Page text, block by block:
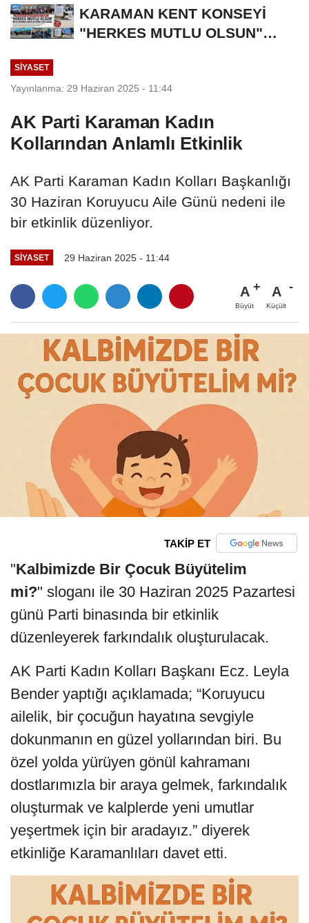
KARAMAN KENT KONSEYİ
"HERKES MUTLU OLSUN"
SIYASET
Yayınlanma: 29 Haziran 2025 - 11:44
AK Parti Karaman Kadın
Kollarından Anlamlı Etkinlik
AK Parti Karaman Kadın Kolları Başkanlığı
30 Haziran Koruyucu Aile Günü nedeni ile
bir etkinlik düzenliyor.
SIYASET 29 Haziran 2025 - 11:44
A
Büyüt
A
Küçült
TAKİP ET
"Kalbimizde Bir Çocuk Büyütelim
mi?" sloganı ile 30 Haziran 2025 Pazartesi
günü Parti binasında bir etkinlik
düzenleyerek farkındalık oluşturulacak.
AK Parti Kadın Kolları Başkanı Ecz. Leyla
Bender yaptığı açıklamada; “Koruyucu
ailelik, bir çocuğun hayatına sevgiyle
dokunmanın en güzel yollarından biri. Bu
özel yolda yürüyen gönül kahramanı
dostlarımızla bir araya gelmek, farkındalık
oluşturmak ve kalplerde yeni umutlar
yeşertmek için bir aradayız.” diyerek
etkinliğe Karamanlıları davet etti.